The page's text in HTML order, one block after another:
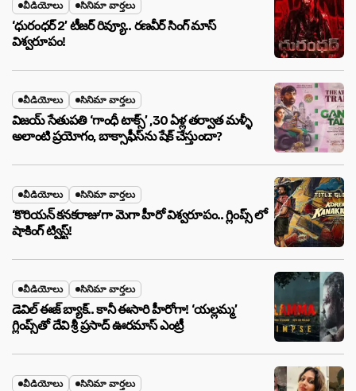
వీడియోలు సినిమా వార్తలు
‘ధురంధర్ 2’ టీజర్ రివ్యూ.. రణవీర్ సింగ్ మాస్
విశ్వరూపం!
వీడియోలు సినిమా వార్తలు
విజయ్ సేతుపతి ‘గాంధీ టాక్స్’ ,30 ఏళ్ల తర్వాత మళ్ళీ
అలాంటి ప్రయోగం, బాక్సాఫీస్‌ను షేక్ చేస్తుందా?
వీడియోలు సినిమా వార్తలు
‘కొరియన్ కనకరాజు’గా మెగా హీరో విశ్వరూపం.. గ్లింప్స్ లో
షాకింగ్ ట్విస్ట్!
వీడియోలు సినిమా వార్తలు
డెవిల్ ఈజ్ బ్యాక్.. కానీ ఈసారి హీరోగా! ‘యల్లమ్మ’
గ్లింప్స్‌తో దేవి శ్రీ ప్రసాద్ ఊరమాస్ ఎంట్రీ
వీడియోలు సినిమా వార్తలు